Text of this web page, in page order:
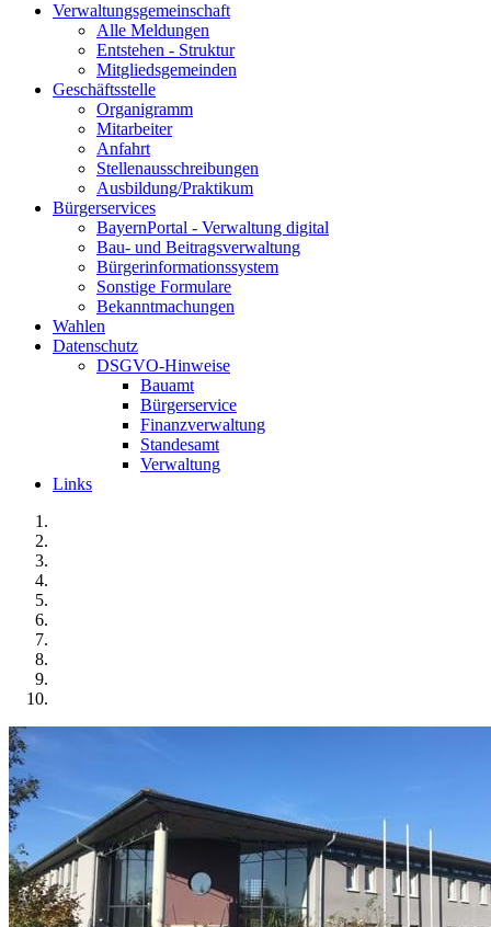
Verwaltungsgemeinschaft
Alle Meldungen
Entstehen - Struktur
Mitgliedsgemeinden
Geschäftsstelle
Organigramm
Mitarbeiter
Anfahrt
Stellenausschreibungen
Ausbildung/Praktikum
Bürgerservices
BayernPortal - Verwaltung digital
Bau- und Beitragsverwaltung
Bürgerinformationssystem
Sonstige Formulare
Bekanntmachungen
Wahlen
Datenschutz
DSGVO-Hinweise
Bauamt
Bürgerservice
Finanzverwaltung
Standesamt
Verwaltung
Links